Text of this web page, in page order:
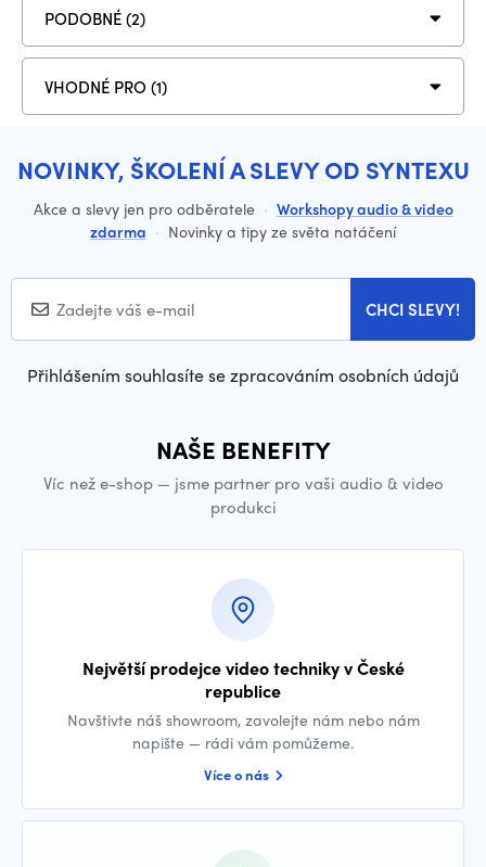
PODOBNÉ (2)
VHODNÉ PRO (1)
NOVINKY, ŠKOLENÍ A SLEVY OD SYNTEXU
Akce a slevy jen pro odběratele · Workshopy audio & video
zdarma · Novinky a tipy ze světa natáčení
CHCI SLEVY!
Přihlášením souhlasíte se zpracováním osobních údajů
NAŠE BENEFITY
Víc než e-shop — jsme partner pro vaši audio & video
produkci
Největší prodejce video techniky v České
republice
Navštivte náš showroom, zavolejte nám nebo nám
napište — rádi vám pomůžeme.
Více o nás